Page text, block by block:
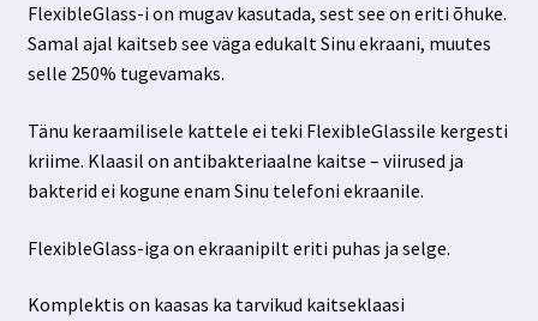
FlexibleGlass-i on mugav kasutada, sest see on eriti õhuke.
Samal ajal kaitseb see väga edukalt Sinu ekraani, muutes
selle 250% tugevamaks.
Tänu keraamilisele kattele ei teki FlexibleGlassile kergesti
kriime. Klaasil on antibakteriaalne kaitse – viirused ja
bakterid ei kogune enam Sinu telefoni ekraanile.
FlexibleGlass-iga on ekraanipilt eriti puhas ja selge.
Komplektis on kaasas ka tarvikud kaitseklaasi